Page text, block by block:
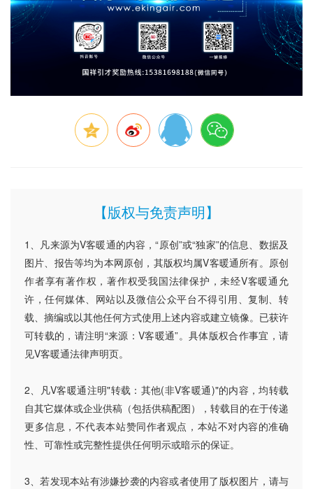
【版权与免责声明】
1、凡来源为V客暖通的内容，“原创”或“独家”的信息、数据及
图片、报告等均为本网原创，其版权均属V客暖通所有。原创
作者享有著作权，著作权受我国法律保护，未经V客暖通允
许，任何媒体、网站以及微信公众平台不得引用、复制、转
载、摘编或以其他任何方式使用上述内容或建立镜像。已获许
可转载的，请注明“来源：V客暖通”。具体版权合作事宜，请
见V客暖通法律声明页。
2、凡V客暖通注明"转载：其他(非V客暖通)"的内容，均转载
自其它媒体或企业供稿（包括供稿配图），转载目的在于传递
更多信息，不代表本站赞同作者观点，本站不对内容的准确
性、可靠性或完整性提供任何明示或暗示的保证。
3、若发现本站有涉嫌抄袭的内容或者使用了版权图片，请与